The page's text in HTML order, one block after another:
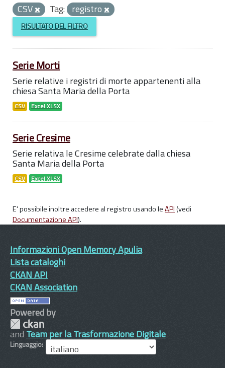
CSV
Tag: registro
RISULTATO DEL FILTRO
Serie Morti
Serie relative i registri di morte appartenenti alla
chiesa Santa Maria della Porta
CSV Excel XLSX
Serie Cresime
Serie relativa le Cresime celebrate dalla chiesa
Santa Maria della Porta
CSV Excel XLSX
E' possibile inoltre accedere al registro usando leAPI(vedi
Documentazione API).
Informazioni Open Memory Apulia
Lista cataloghi
CKAN API
CKAN Association
Powered by
and Team per la Trasformazione Digitale
Linguaggio